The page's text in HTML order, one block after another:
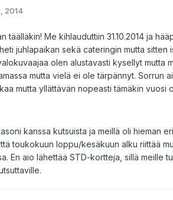
2014
täälläkin! Me kihlauduttiin 31.10.2014 ja
juhlapaikan sekä cateringin mutta sitten
olen alustavasti kysellyt mutta
mutta vielä ei ole tärpännyt. Sorrun
mutta yllättävän nopeasti tämäkin vuosi
kanssa kutsuista ja meillä oli hieman
toukokuun loppu/kesäkuun alku riittää
En aio lähettää STD-kortteja, sillä meille